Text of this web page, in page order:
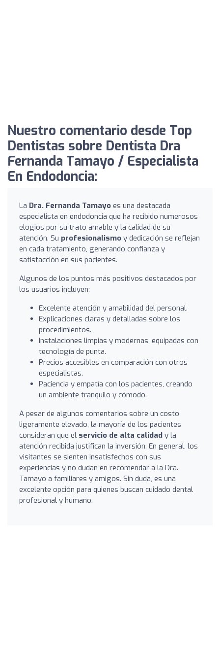
Nuestro comentario desde Top
Dentistas sobre Dentista Dra
Fernanda Tamayo / Especialista
En Endodoncia:
La Dra. Fernanda Tamayo es una destacada
especialista en endodoncia que ha recibido numerosos
elogios por su trato amable y la calidad de su
atención. Su profesionalismo y dedicación se reflejan
en cada tratamiento, generando confianza y
satisfacción en sus pacientes.
Algunos de los puntos más positivos destacados por
los usuarios incluyen:
Excelente atención y amabilidad del personal.
Explicaciones claras y detalladas sobre los
procedimientos.
Instalaciones limpias y modernas, equipadas con
tecnología de punta.
Precios accesibles en comparación con otros
especialistas.
Paciencia y empatía con los pacientes, creando
un ambiente tranquilo y cómodo.
A pesar de algunos comentarios sobre un costo
ligeramente elevado, la mayoría de los pacientes
consideran que el servicio de alta calidad y la
atención recibida justifican la inversión. En general, los
visitantes se sienten insatisfechos con sus
experiencias y no dudan en recomendar a la Dra.
Tamayo a familiares y amigos. Sin duda, es una
excelente opción para quienes buscan cuidado dental
profesional y humano.